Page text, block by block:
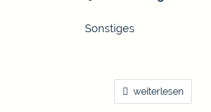
Sonstiges
weiterlesen